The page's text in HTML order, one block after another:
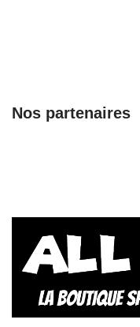
Nos partenaires